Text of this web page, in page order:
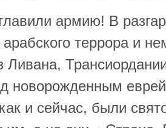
армию! В
террора и
Ливана,
новорожденным
и сейчас, были